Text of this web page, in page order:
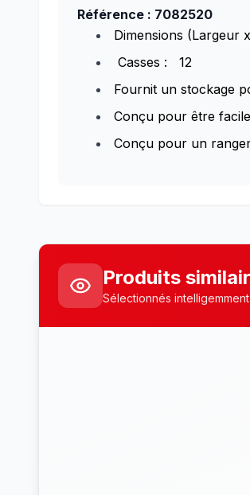
Référence : 7082520
Dimensions (Largeur
Casses : 12
Fournit un stockage
Conçu pour être
Conçu pour un
Produits
Sélectionnés